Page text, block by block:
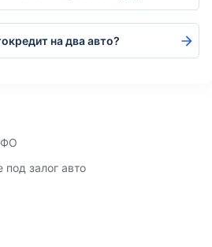
на два авто?
под залог авто